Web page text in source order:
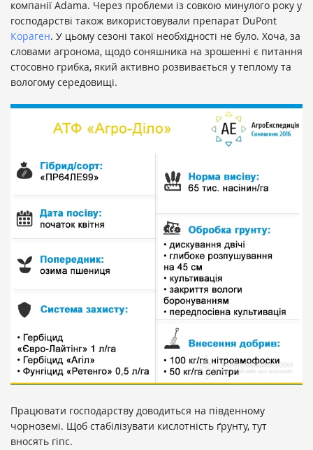
компанії Adama. Через проблеми із совкою минулого року у
господарстві також використовували препарат DuPont
Кораген. У цьому сезоні такої необхідності не було. Хоча, за
словами агронома, щодо соняшника на зрошенні є питання
стосовно грибка, який активно розвивається у теплому та
вологому середовищі.
Працювати господарству доводиться на південному
чорноземі. Щоб стабілізувати кислотність ґрунту, тут
вносять гіпс.